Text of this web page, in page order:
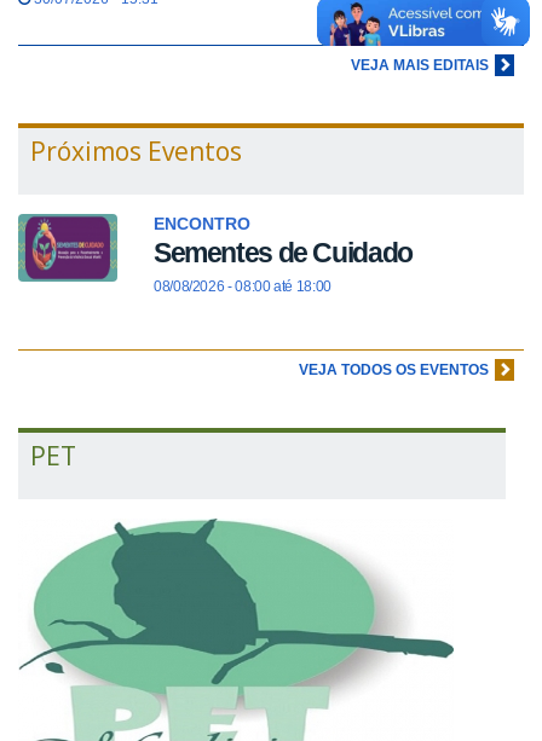
VEJA MAIS EDITAIS
Próximos Eventos
ENCONTRO
Sementes de Cuidado
08/08/2026 -08:00até 18:00
VEJA TODOS OS EVENTOS
PET